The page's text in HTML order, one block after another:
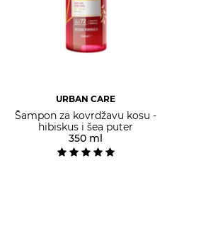
URBAN CARE
Šampon za kovrdžavu kosu -
hibiskus i šea puter
350 ml